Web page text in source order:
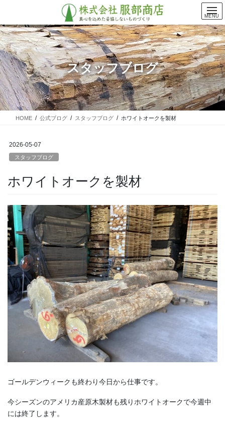
テ
ン
ツ
に
移
動
ゲ
ー
シ
ョ
ン
に
移
動
スタッフブログ
HOME 公式ブログ スタッフブログ ホワイトオークを製材
2026-05-07
スタッフブログ
ホワイトオークを製材
ゴールデンウィークも終わり今日から仕事です。
今シーズンのアメリカ産原木製材も残りホワイトオークで今週中
には終了します。
MENU